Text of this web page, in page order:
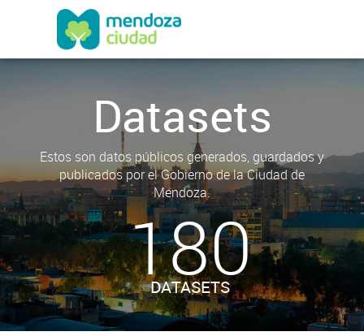
Datasets
Estos son datos públicos generados, guardados y
publicados por el Gobierno de la Ciudad de
Mendoza.
180
DATASETS